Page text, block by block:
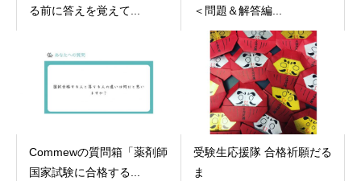
る前に答えを覚えて...
＜問題＆解答編...
Commewの質問箱「薬剤師
国家試験に合格する...
受験生応援隊 合格祈願だる
ま